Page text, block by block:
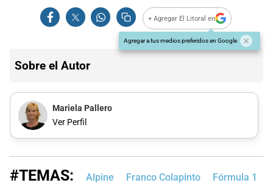
+ Agregar El Litoral en
Agregar a tus medios preferidos en Google
Sobre el Autor
Mariela Pallero
Ver Perfil
#TEMAS: Alpine Franco Colapinto Fórmula 1